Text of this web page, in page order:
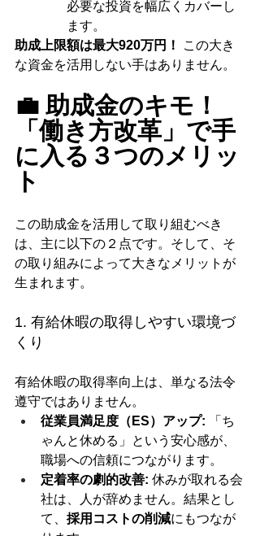
必要な投資を幅広くカバーし
ます。
助成上限額は最大920万円！
この大き
な資金を活用しない手はありません。
💼 助成金のキモ！
「働き方改革」で手
に入る３つのメリッ
ト
この助成金を活用して取り組むべき
は、主に以下の２点です。そして、そ
の取り組みによって大きなメリットが
生まれます。
1. 有給休暇の取得しやすい環境づ
くり
有給休暇の取得率向上は、単なる法令
遵守ではありません。
従業員満足度（ES）アップ: 「ち
ゃんと休める」という安心感が、
職場への信頼につながります。
定着率の劇的改善: 休みが取れる会
社は、人が辞めません。結果とし
て、 採用コストの削減にもつなが